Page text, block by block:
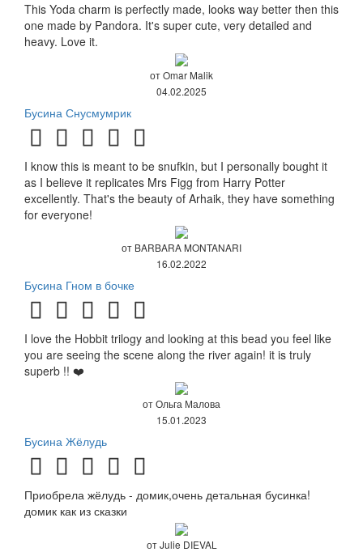
This Yoda charm is perfectly made, looks way better then this
one made by Pandora. It's super cute, very detailed and
heavy. Love it.
от Omar Malik
04.02.2025
Бусина Снусмумрик
I know this is meant to be snufkin, but I personally bought it
as I believe it replicates Mrs Figg from Harry Potter
excellently. That's the beauty of Arhaik, they have something
for everyone!
от BARBARA MONTANARI
16.02.2022
Бусина Гном в бочке
I love the Hobbit trilogy and looking at this bead you feel like
you are seeing the scene along the river again! it is truly
superb !! ❤️
от Ольга Малова
15.01.2023
Бусина Жёлудь
Приобрела жёлудь - домик,очень детальная бусинка!
домик как из сказки
от Julie DIEVAL